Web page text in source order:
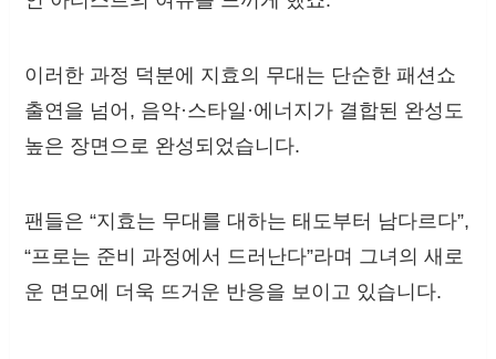
이러한 과정 덕분에 지효의 무대는 단순한 패션쇼
출연을 넘어, 음악·스타일·에너지가 결합된 완성도
높은 장면으로 완성되었습니다.
팬들은 “지효는 무대를 대하는 태도부터 남다르다”,
“프로는 준비 과정에서 드러난다”라며 그녀의 새로
운 면모에 더욱 뜨거운 반응을 보이고 있습니다.